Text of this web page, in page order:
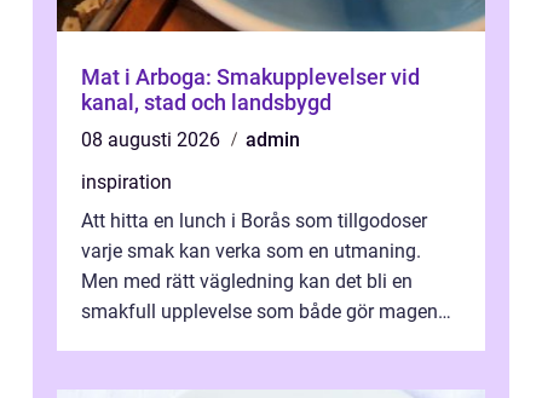
Mat i Arboga: Smakupplevelser vid
kanal, stad och landsbygd
08 augusti 2026
admin
inspiration
Att hitta en lunch i Borås som tillgodoser
varje smak kan verka som en utmaning.
Men med rätt vägledning kan det bli en
smakfull upplevelse som både gör magen